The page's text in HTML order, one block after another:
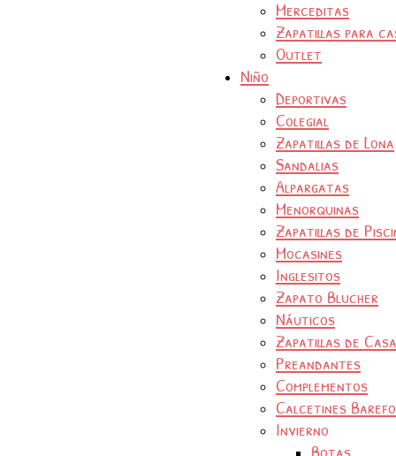
Merceditas
Zapatillas para
Outlet
Niño
Deportivas
Colegial
Zapatillas de Lona
Sandalias
Alpargatas
Menorquinas
Zapatillas de
Mocasines
Inglesitos
Zapato Blucher
Náuticos
Zapatillas de Casa
Preandantes
Complementos
Calcetines
Invierno